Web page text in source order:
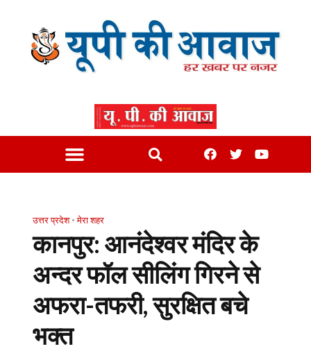
उत्तर प्रदेश • मेरा शहर
कानपुर: आनंदेश्वर मंदिर के
अन्दर फॉल सीलिंग गिरने से
अफरा-तफरी, सुरक्षित बचे
भक्त